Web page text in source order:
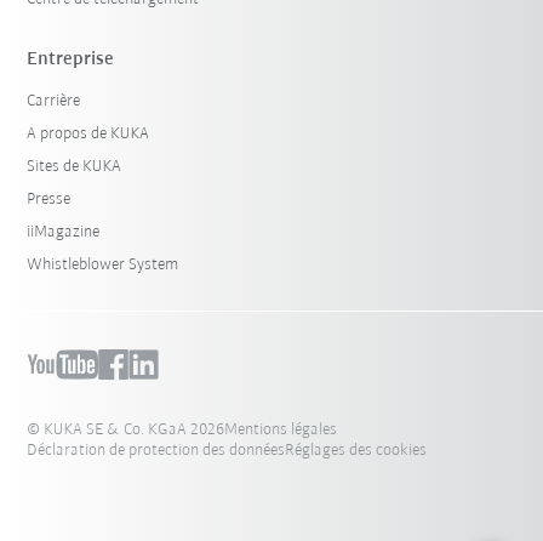
Entreprise
Carrière
A propos de KUKA
Sites de KUKA
Presse
iiMagazine
Whistleblower System
© KUKA SE & Co. KGaA 2026Mentions légales
Déclaration de protection des donnéesRéglages des cookies